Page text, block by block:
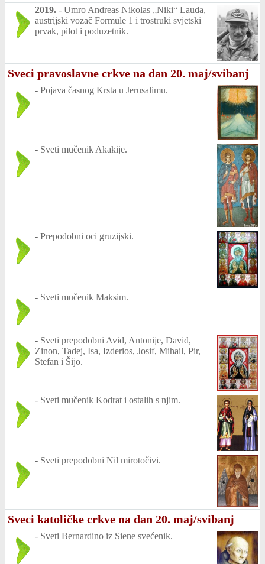
2019. - Umro Andreas Nikolas „Niki“ Lauda,
austrijski vozač Formule 1 i trostruki svjetski
prvak, pilot i poduzetnik.
Sveci pravoslavne crkve na dan 20. maj/svibanj
- Pojava časnog Krsta u Jerusalimu.
- Sveti mučenik Akakije.
- Prepodobni oci gruzijski.
- Sveti mučenik Maksim.
- Sveti prepodobni Avid, Antonije, David,
Zinon, Tadej, Isa, Izderios, Josif, Mihail, Pir,
Stefan i Šijo.
- Sveti mučenik Kodrat i ostalih s njim.
- Sveti prepodobni Nil mirotočivi.
Sveci katoličke crkve na dan 20. maj/svibanj
- Sveti Bernardino iz Siene svećenik.